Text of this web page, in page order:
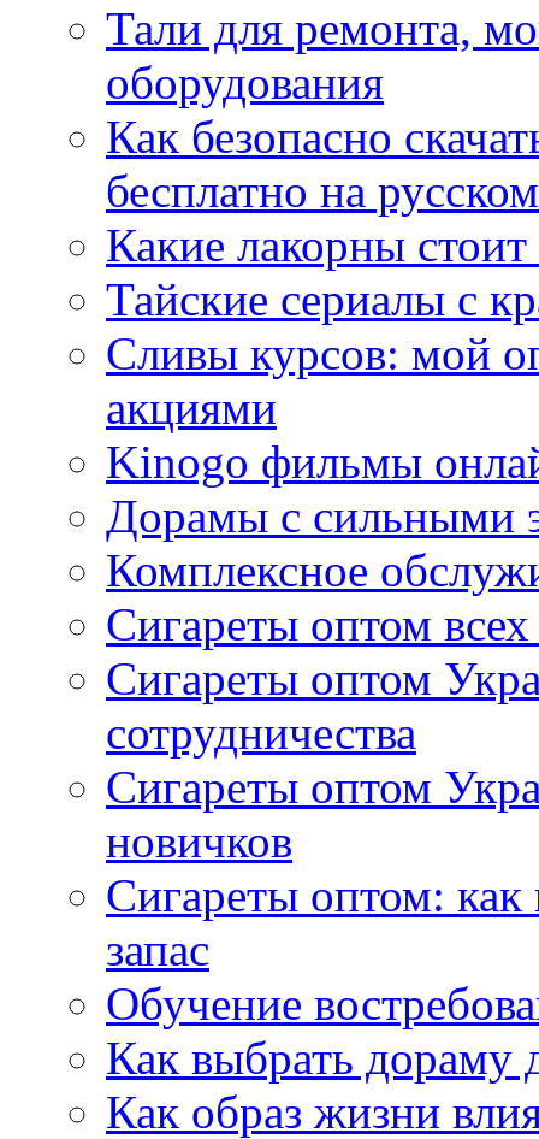
Тали для ремонта,
оборудования
Как безопасно
бесплатно на
Какие лакорны
Тайские сериалы с
Сливы курсов: мой
акциями
Kinogo фильмы
Дорамы с сильными
Комплексное
Сигареты оптом
Сигареты оптом
сотрудничества
Сигареты оптом
новичков
Сигареты оптом:
запас
Обучение
Как выбрать дораму
Как образ жизни